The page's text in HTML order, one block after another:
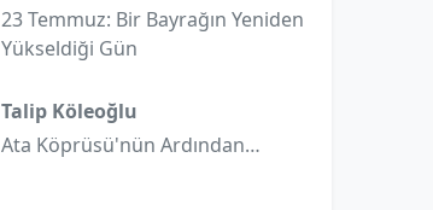
23 Temmuz: Bir Bayrağın Yeniden
Yükseldiği Gün
Talip Köleoğlu
Ata Köprüsü'nün Ardından…